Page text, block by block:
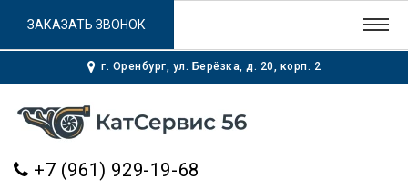
г. Оренбург, ул. Берёзка, д. 20, корп. 2
+7 (961) 929-19-68
ЗАКАЗАТЬ ЗВОНОК